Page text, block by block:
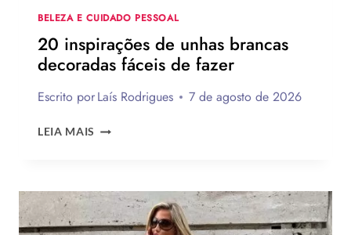
BELEZA E CUIDADO PESSOAL
20 inspirações de unhas brancas
decoradas fáceis de fazer
Escrito porLaís Rodrigues 7 de agosto de 2026
LEIA MAIS
BRANCAS
DECORADAS
FÁCEIS